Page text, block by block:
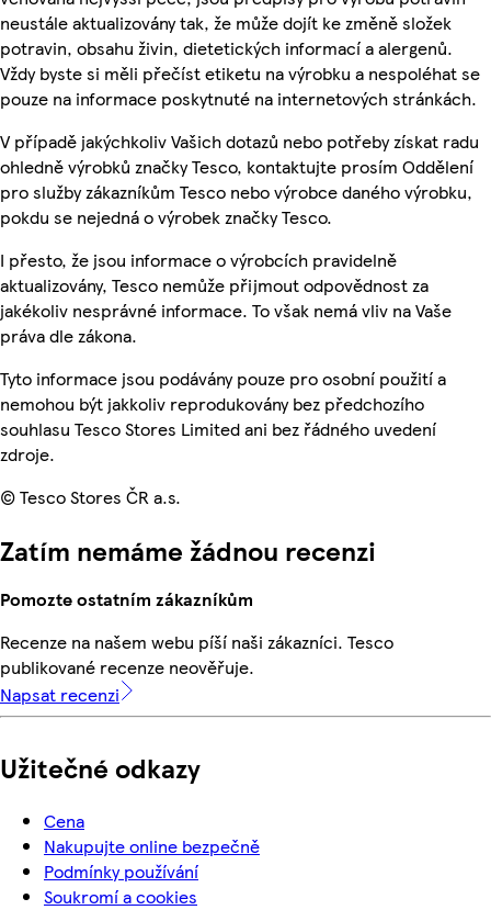
neustále aktualizovány tak, že může dojít ke změně složek
potravin, obsahu živin, dietetických informací a alergenů.
Vždy byste si měli přečíst etiketu na výrobku a nespoléhat se
pouze na informace poskytnuté na internetových stránkách.
V případě jakýchkoliv Vašich dotazů nebo potřeby získat radu
ohledně výrobků značky Tesco, kontaktujte prosím Oddělení
pro služby zákazníkům Tesco nebo výrobce daného výrobku,
pokdu se nejedná o výrobek značky Tesco.
I přesto, že jsou informace o výrobcích pravidelně
aktualizovány, Tesco nemůže přijmout odpovědnost za
jakékoliv nesprávné informace. To však nemá vliv na Vaše
práva dle zákona.
Tyto informace jsou podávány pouze pro osobní použití a
nemohou být jakkoliv reprodukovány bez předchozího
souhlasu Tesco Stores Limited ani bez řádného uvedení
zdroje.
© Tesco Stores ČR a.s.
Zatím nemáme žádnou recenzi
Pomozte ostatním zákazníkům
Recenze na našem webu píší naši zákazníci. Tesco
publikované recenze neověřuje.
Napsat recenzi
Užitečné odkazy
Cena
Nakupujte online bezpečně
Podmínky používání
Soukromí a cookies